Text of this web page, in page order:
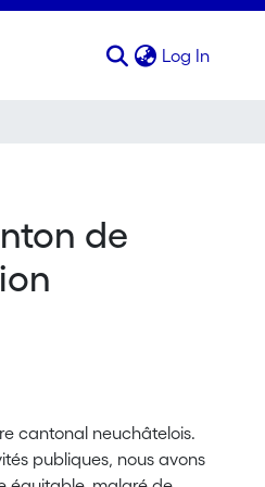
Log In
de
cantonal neuchâtelois.
publiques, nous avons